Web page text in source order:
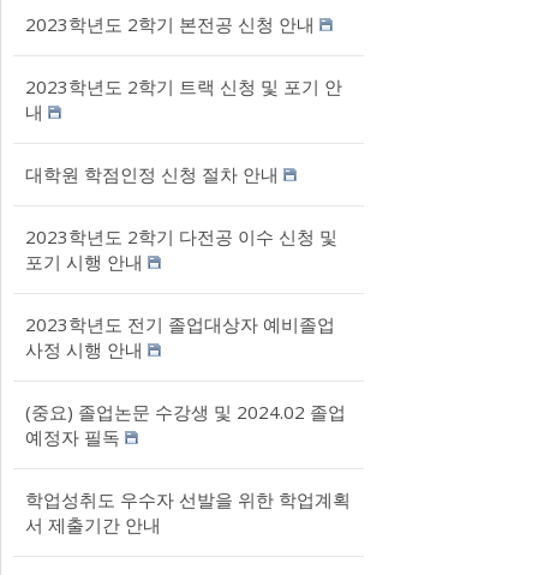
2023학년도 2학기 본전공 신청 안내
2023학년도 2학기 트랙 신청 및 포기 안
내
대학원 학점인정 신청 절차 안내
2023학년도 2학기 다전공 이수 신청 및
포기 시행 안내
2023학년도 전기 졸업대상자 예비졸업
사정 시행 안내
(중요) 졸업논문 수강생 및 2024.02 졸업
예정자 필독
학업성취도 우수자 선발을 위한 학업계획
서 제출기간 안내